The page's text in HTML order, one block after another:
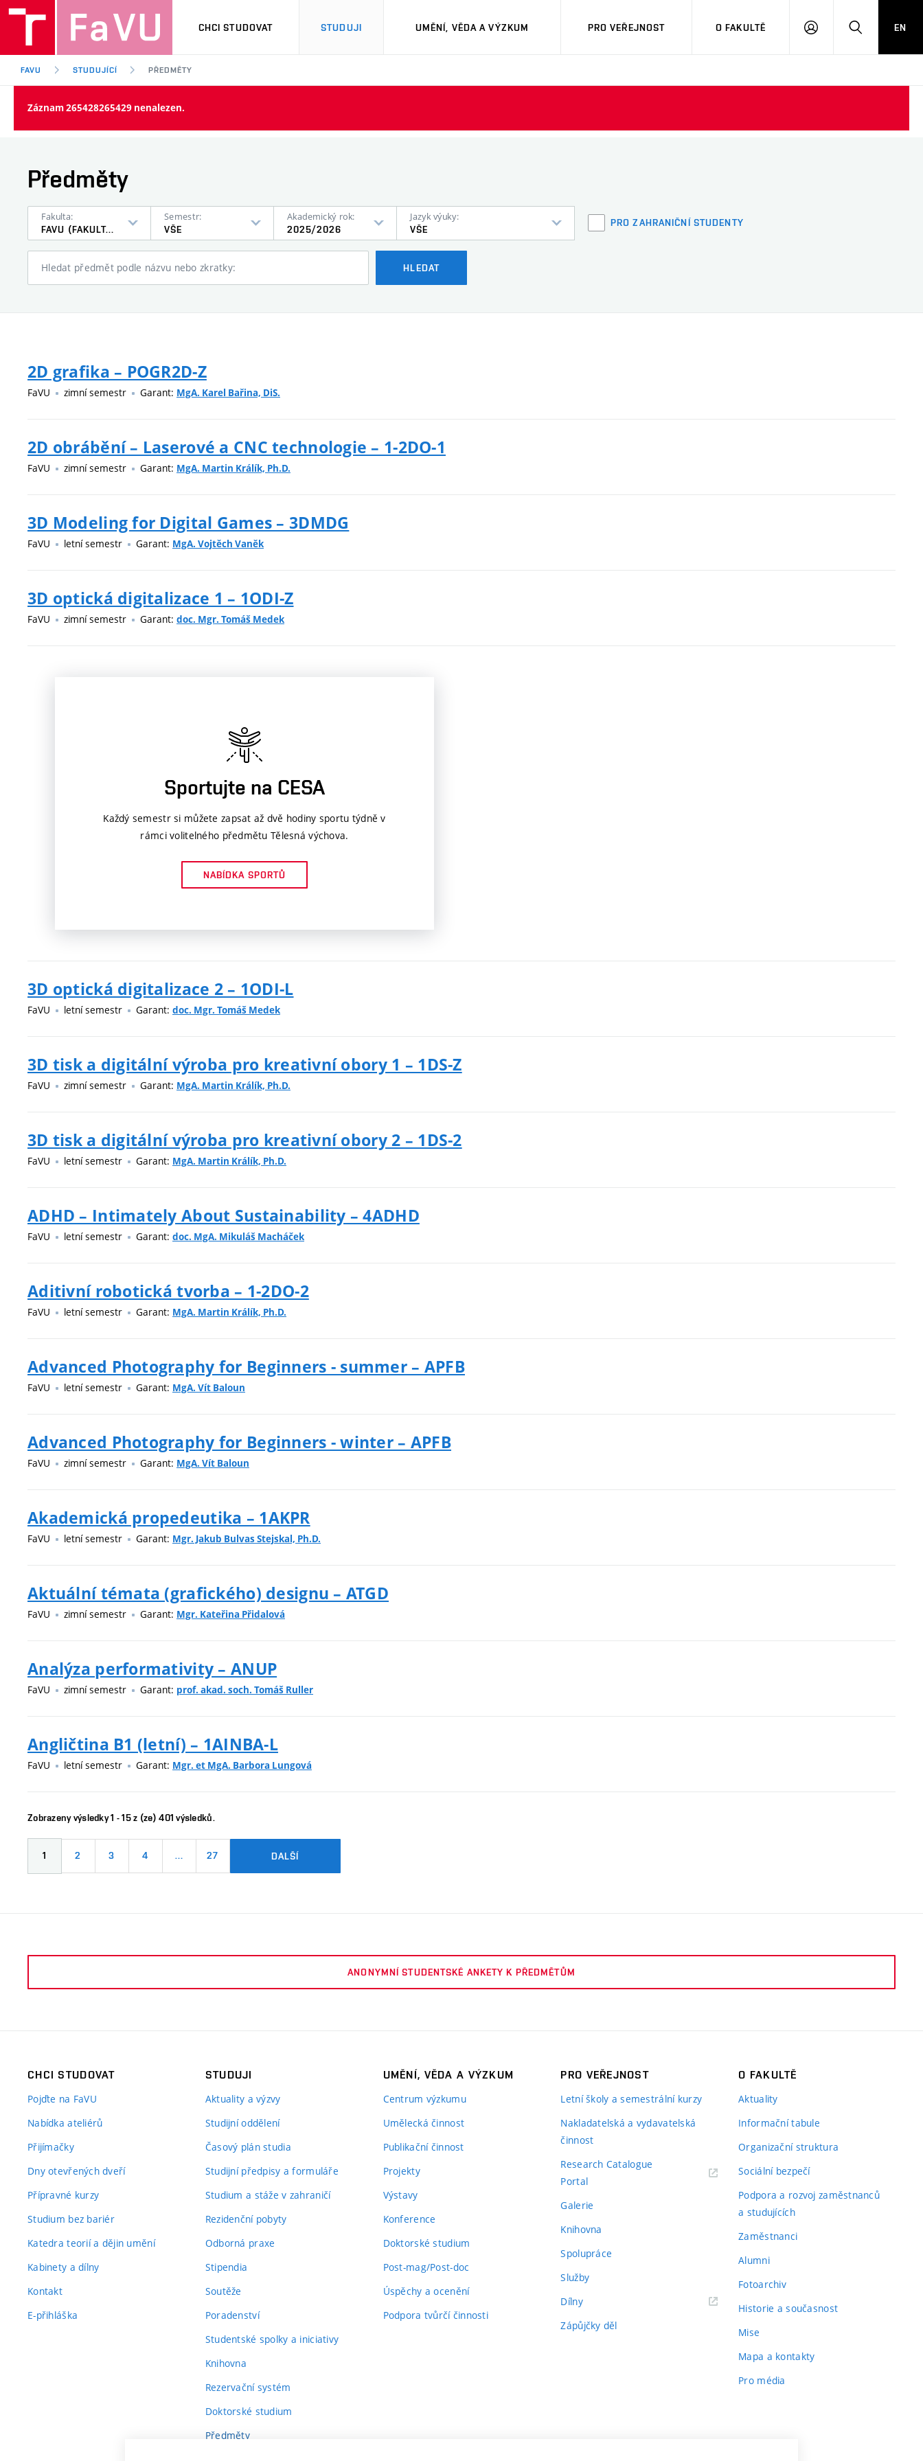
CHCI STUDOVAT STUDUJI UMĚNÍ, VĚDA A VÝZKUM PRO VEŘEJNOST O FAKULTĚ
PŘIHLÁSITHLEDAT
EN
FAVU STUDUJÍCÍ PŘEDMĚTY
Záznam 265428265429 nenalezen.
Předměty
Fakulta:
FAVU (FAKULTA VÝTVARNÝCH UMĚNÍ)
Semestr:
VŠE
Akademický rok:
2025/2026
Jazyk výuky:
VŠE
PRO ZAHRANIČNÍ STUDENTY
Hledat předmět podle názvu nebo zkratky: HLEDAT
2D grafika – POGR2D-Z
FaVU zimní semestr Garant: MgA. Karel Bařina, DiS.
2D obrábění – Laserové a CNC technologie – 1-2DO-1
FaVU zimní semestr Garant: MgA. Martin Králík, Ph.D.
3D Modeling for Digital Games – 3DMDG
FaVU letní semestr Garant: MgA. Vojtěch Vaněk
3D optická digitalizace 1 – 1ODI-Z
FaVU zimní semestr Garant: doc. Mgr. Tomáš Medek
Sportujte na CESA
Každý semestr si můžete zapsat až dvě hodiny sportu týdně v
rámci volitelného předmětu Tělesná výchova.
NABÍDKA SPORTŮ
3D optická digitalizace 2 – 1ODI-L
FaVU letní semestr Garant: doc. Mgr. Tomáš Medek
3D tisk a digitální výroba pro kreativní obory 1 – 1DS-Z
FaVU zimní semestr Garant: MgA. Martin Králík, Ph.D.
3D tisk a digitální výroba pro kreativní obory 2 – 1DS-2
FaVU letní semestr Garant: MgA. Martin Králík, Ph.D.
ADHD – Intimately About Sustainability – 4ADHD
FaVU letní semestr Garant: doc. MgA. Mikuláš Macháček
Aditivní robotická tvorba – 1-2DO-2
FaVU letní semestr Garant: MgA. Martin Králík, Ph.D.
Advanced Photography for Beginners - summer – APFB
FaVU letní semestr Garant: MgA. Vít Baloun
Advanced Photography for Beginners - winter – APFB
FaVU zimní semestr Garant: MgA. Vít Baloun
Akademická propedeutika – 1AKPR
FaVU letní semestr Garant: Mgr. Jakub Bulvas Stejskal, Ph.D.
Aktuální témata (grafického) designu – ATGD
FaVU zimní semestr Garant: Mgr. Kateřina Přidalová
Analýza performativity – ANUP
FaVU zimní semestr Garant: prof. akad. soch. Tomáš Ruller
Angličtina B1 (letní) – 1AINBA-L
FaVU letní semestr Garant: Mgr. et MgA. Barbora Lungová
Zobrazeny výsledky 1 - 15 z (ze) 401 výsledků.
1 2 3 4 … 27 DALŠÍ
ANONYMNÍ STUDENTSKÉ ANKETY K PŘEDMĚTŮM
CHCI STUDOVAT
Pojďte na FaVU
Nabídka ateliérů
Přijímačky
Dny otevřených dveří
Přípravné kurzy
Studium bez bariér
Katedra teorií a dějin umění
Kabinety a dílny
Kontakt
E-přihláška
STUDUJI
Aktuality a výzvy
Studijní oddělení
Časový plán studia
Studijní předpisy a formuláře
Studium a stáže v zahraničí
Rezidenční pobyty
Odborná praxe
Stipendia
Soutěže
Poradenství
Studentské spolky a iniciativy
Knihovna
Rezervační systém
Doktorské studium
Předměty
UMĚNÍ, VĚDA A VÝZKUM
Centrum výzkumu
Umělecká činnost
Publikační činnost
Projekty
Výstavy
Konference
Doktorské studium
Post-mag/Post-doc
Úspěchy a ocenění
Podpora tvůrčí činnosti
PRO VEŘEJNOST
Letní školy a semestrální kurzy
Nakladatelská a vydavatelská
činnost
Research Catalogue
Portal
Galerie
Knihovna
Spolupráce
Služby
Dílny
Zápůjčky děl
O FAKULTĚ
Aktuality
Informační tabule
Organizační struktura
Sociální bezpečí
Podpora a rozvoj zaměstnanců
a studujících
Zaměstnanci
Alumni
Fotoarchiv
Historie a současnost
Mise
Mapa a kontakty
Pro média